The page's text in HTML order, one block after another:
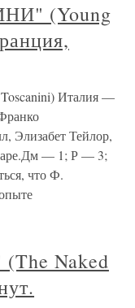
(Young
Италия —
Элизабет Тейлор,
— 1; Р — 3;
что Ф.
Naked